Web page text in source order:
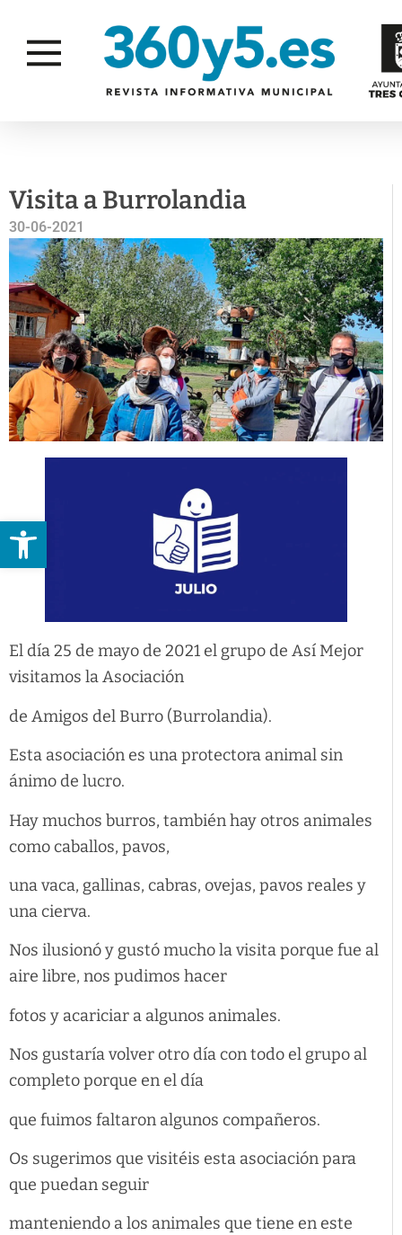
Abrir barra de herramientas
Visita a Burrolandia
30-06-2021
El día 25 de mayo de 2021 el grupo de Así Mejor
visitamos la Asociación
de Amigos del Burro (Burrolandia).
Esta asociación es una protectora animal sin
ánimo de lucro.
Hay muchos burros, también hay otros animales
como caballos, pavos,
una vaca, gallinas, cabras, ovejas, pavos reales y
una cierva.
Nos ilusionó y gustó mucho la visita porque fue al
aire libre, nos pudimos hacer
fotos y acariciar a algunos animales.
Nos gustaría volver otro día con todo el grupo al
completo porque en el día
que fuimos faltaron algunos compañeros.
Os sugerimos que visitéis esta asociación para
que puedan seguir
manteniendo a los animales que tiene en este